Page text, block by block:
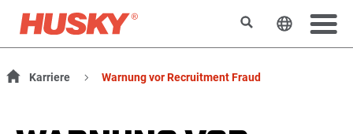
SuchenSprache
Karriere Warnung vor Recruitment Fraud